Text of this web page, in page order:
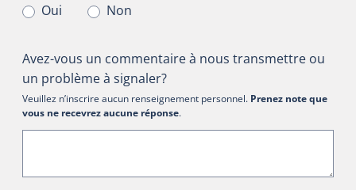
Oui
Non
Avez-vous un commentaire à nous transmettre ou
un problème à signaler?
Veuillez n’inscrire aucun renseignement personnel. Prenez note que
vous ne recevrez aucune réponse.